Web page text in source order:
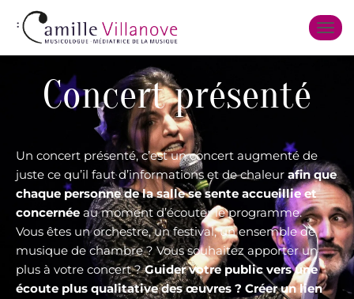
Concert présenté
Un concert présenté, c’est un concert augmenté de
juste ce qu’il faut d’informations et de chaleur afin que
chaque personne de la salle se sente accueillie et
concernée au moment d’écouter le programme.
Vous êtes un orchestre, un festival, un ensemble de
musique de chambre ? Vous souhaitez apporter un
plus à votre concert ?Guider votre public vers une
écoute plus qualitative des œuvres ? Créer un lien